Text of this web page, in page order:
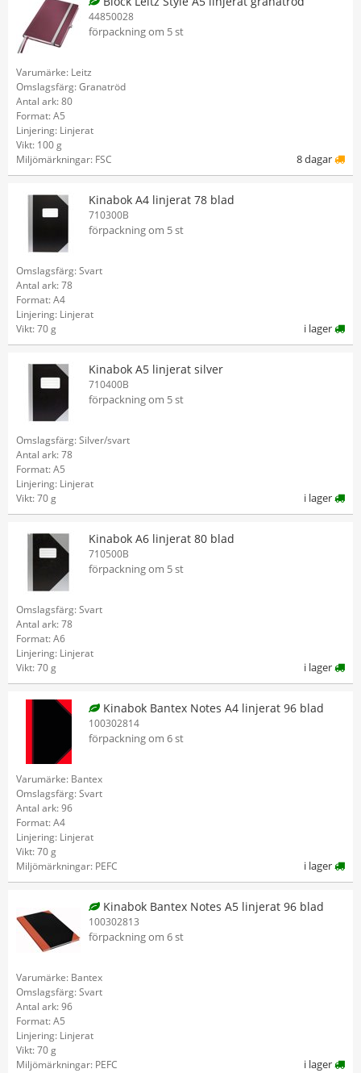
44850028
förpackning om 5 st
Varumärke: Leitz
Omslagsfärg: Granatröd
Antal ark: 80
Format: A5
Linjering: Linjerat
Vikt: 100 g
Miljömärkningar: FSC
8 dagar
Kinabok A4 linjerat 78 blad
710300B
förpackning om 5 st
Omslagsfärg: Svart
Antal ark: 78
Format: A4
Linjering: Linjerat
Vikt: 70 g
i lager
Kinabok A5 linjerat silver
710400B
förpackning om 5 st
Omslagsfärg: Silver/svart
Antal ark: 78
Format: A5
Linjering: Linjerat
Vikt: 70 g
i lager
Kinabok A6 linjerat 80 blad
710500B
förpackning om 5 st
Omslagsfärg: Svart
Antal ark: 78
Format: A6
Linjering: Linjerat
Vikt: 70 g
i lager
Kinabok Bantex Notes A4 linjerat 96 blad
100302814
förpackning om 6 st
Varumärke: Bantex
Omslagsfärg: Svart
Antal ark: 96
Format: A4
Linjering: Linjerat
Vikt: 70 g
Miljömärkningar: PEFC
i lager
Kinabok Bantex Notes A5 linjerat 96 blad
100302813
förpackning om 6 st
Varumärke: Bantex
Omslagsfärg: Svart
Antal ark: 96
Format: A5
Linjering: Linjerat
Vikt: 70 g
Miljömärkningar: PEFC
i lager